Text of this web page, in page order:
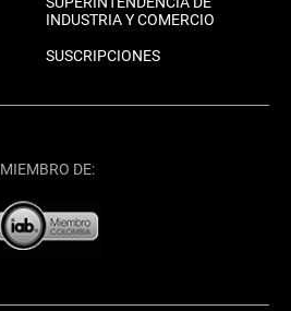
INDUSTRIA Y COMERCIO
SUSCRIPCIONES
MIEMBRO DE: